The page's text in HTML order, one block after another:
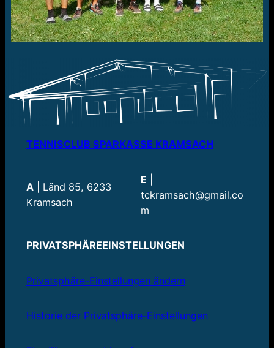
TENNISCLUB SPARKASSE KRAMSACH
A| Länd 85, 6233
Kramsach
E
tckramsach@gmail.co
m
PRIVATSPHÄREEINSTELLUNGEN
Privatsphäre-Einstellungen ändern
Historie der Privatsphäre-Einstellungen